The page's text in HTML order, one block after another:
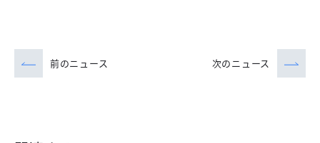
前のニュース 次のニュース